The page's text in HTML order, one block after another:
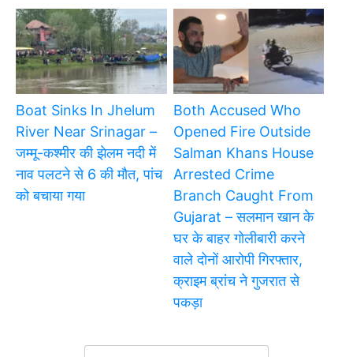
Boat Sinks In Jhelum
River Near Srinagar –
जम्मू-कश्मीर की झेलम नदी में
नाव पलटने से 6 की मौत, पांच
को बचाया गया
Both Accused Who
Opened Fire Outside
Salman Khans House
Arrested Crime
Branch Caught From
Gujarat – सलमान खान के
घर के बाहर गोलीबारी करने
वाले दोनों आरोपी गिरफ्तार,
क्राइम ब्रांच ने गुजरात से
पकड़ा